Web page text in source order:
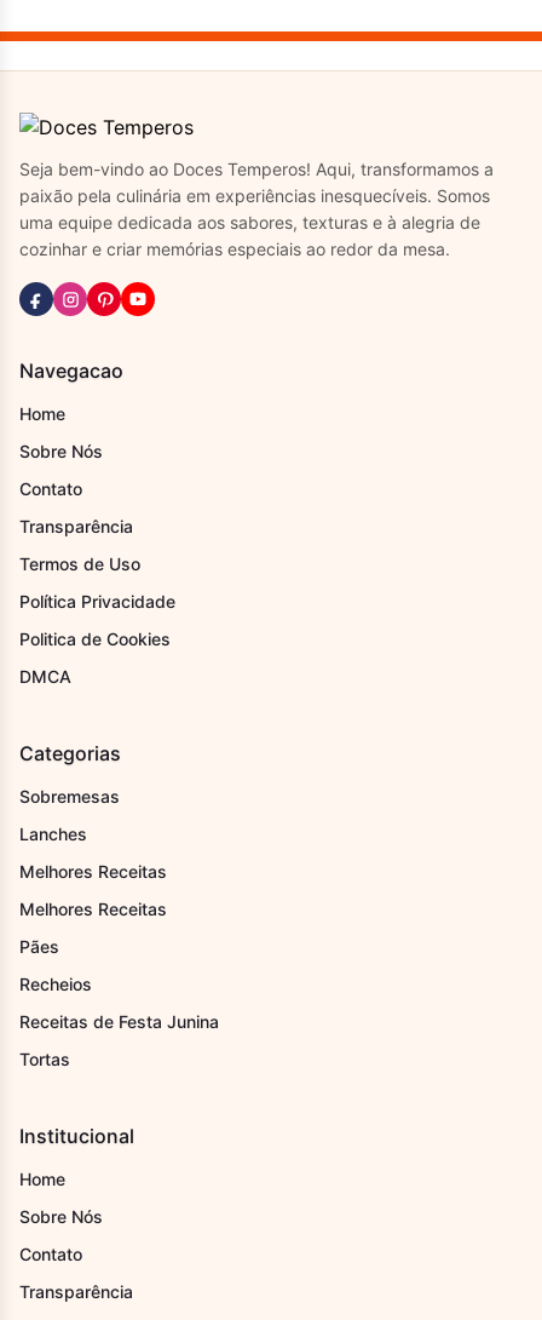
Seja bem-vindo ao Doces Temperos! Aqui, transformamos a
paixão pela culinária em experiências inesquecíveis. Somos
uma equipe dedicada aos sabores, texturas e à alegria de
cozinhar e criar memórias especiais ao redor da mesa.
Navegacao
Home
Sobre Nós
Contato
Transparência
Termos de Uso
Política Privacidade
Politica de Cookies
DMCA
Categorias
Sobremesas
Lanches
Melhores Receitas
Melhores Receitas
Pães
Recheios
Receitas de Festa Junina
Tortas
Institucional
Home
Sobre Nós
Contato
Transparência